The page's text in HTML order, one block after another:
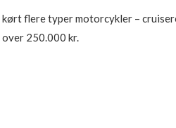
flere typer motorcykler –
250.000 kr.